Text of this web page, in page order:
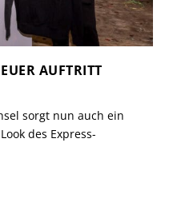
AUFTRITT
sorgt nun auch ein
des Express-